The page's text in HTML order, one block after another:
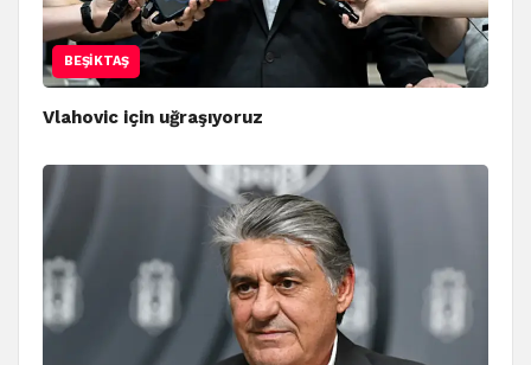
BEŞIKTAŞ
Vlahovic için uğraşıyoruz